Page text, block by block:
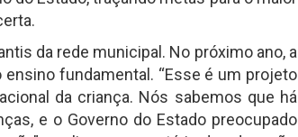
da rede municipal. No próximo ano, a
fundamental. “Esse é um projeto
da criança. Nós sabemos que há
e o Governo do Estado preocupado